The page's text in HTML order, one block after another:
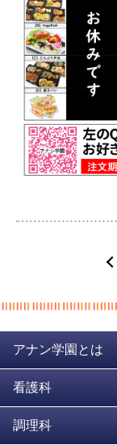
アナン学園とは
看護科
調理科